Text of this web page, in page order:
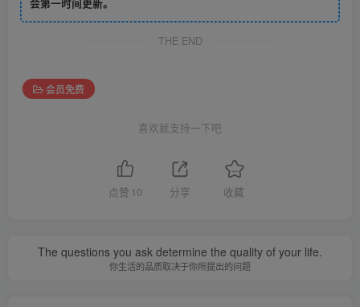
THE END
会员免费
喜欢就支持一下吧
点赞 10 分享 收藏
The questions you ask determine the quality of your life.
你生活的品质取决于你所提出的问题